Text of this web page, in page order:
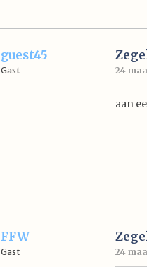
guest45
Gast 24
aan
FFW
Gast 24